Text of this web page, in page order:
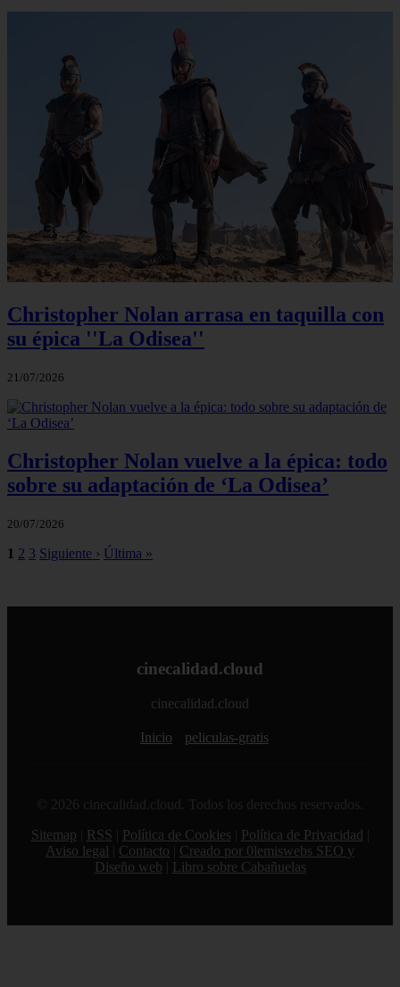
Christopher Nolan arrasa en taquilla con
su épica ''La Odisea''
21/07/2026
Christopher Nolan vuelve a la épica: todo
sobre su adaptación de ‘La Odisea’
20/07/2026
1 2 3 Siguiente › Última »
cinecalidad.cloud
cinecalidad.cloud
Inicio peliculas-gratis
© 2026 cinecalidad.cloud. Todos los derechos reservados.
Sitemap
RSS Política de Cookies Política de Privacidad
Aviso legal
Contacto
Creado por 0lemiswebs SEO y
Diseño web
Libro sobre Cabañuelas